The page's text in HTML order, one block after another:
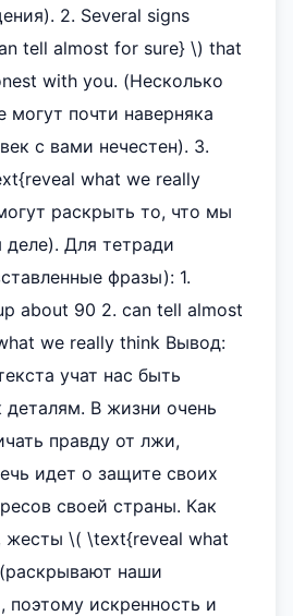
2. Several signs
tell almost for sure} \) that
with you. (Несколько
могут почти наверняка
с вами нечестен). 3.
what we really
раскрыть то, что мы
Для тетради
фразы): 1.
about 90 2. can tell almost
we really think Вывод:
учат нас быть
В жизни очень
правду от лжи,
идет о защите своих
своей страны. Как
жесты \( \text{reveal what
наши
искренность и